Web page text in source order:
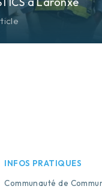
INFOS PRATIQUES
Communauté de